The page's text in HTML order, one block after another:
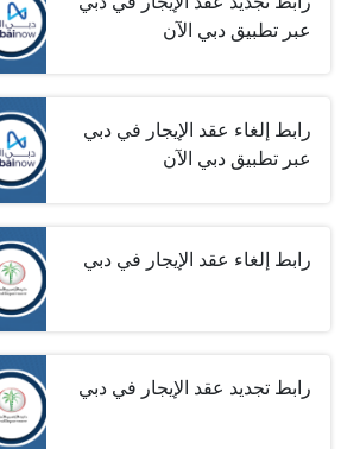
عبر تطبيق دبي الآن
رابط إلغاء عقد الإيجار في دبي
عبر تطبيق دبي الآن
رابط إلغاء عقد الإيجار في دبي
رابط تجديد عقد الإيجار في دبي